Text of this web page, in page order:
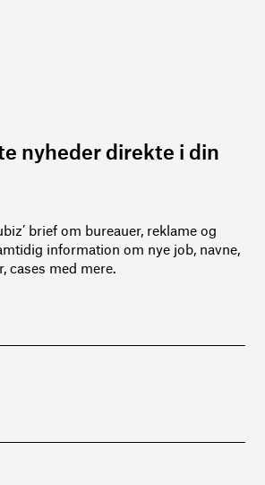
nyheder direkte i din
brief om bureauer, reklame og
information om nye job, navne,
cases med mere.